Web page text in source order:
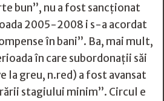
bun”, nu a fost sancționat
2005-2008 i s-a acordat
în bani”. Ba, mai mult,
în care subordonații săi
la greu, n.red) a fost avansat
stagiului minim”. Circul e